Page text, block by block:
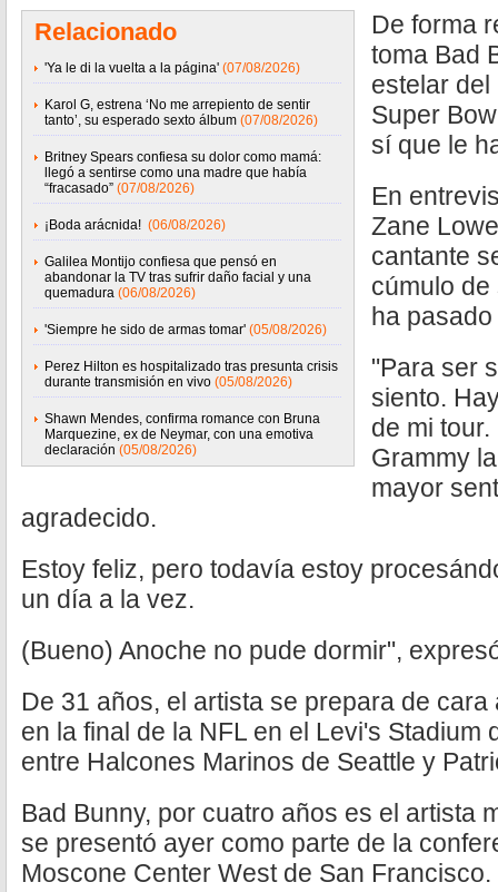
Relacionado
'Ya le di la vuelta a la página' (07/08/2026)
Karol G, estrena ‘No me arrepiento de sentir
tanto’, su esperado sexto álbum (07/08/2026)
Britney Spears confiesa su dolor como mamá:
llegó a sentirse como una madre que había
“fracasado” (07/08/2026)
¡Boda arácnida! (06/08/2026)
Galilea Montijo confiesa que pensó en
abandonar la TV tras sufrir daño facial y una
quemadura (06/08/2026)
'Siempre he sido de armas tomar' (05/08/2026)
Perez Hilton es hospitalizado tras presunta crisis
durante transmisión en vivo (05/08/2026)
Shawn Mendes, confirma romance con Bruna
Marquezine, ex de Neymar, con una emotiva
declaración (05/08/2026)
De forma
toma Bad
estelar del
Super
sí que le
En
Zane
cantante
cúmulo
ha
"Para ser
siento.
de mi
Grammy
mayor
agradecido.
Estoy feliz, pero todavía estoy
un día a la vez.
(Bueno) Anoche no pude dormir",
De 31 años, el artista se prepara de
en la final de la NFL en el Levi's Stadium
entre Halcones Marinos de Seattle y
Bad Bunny, por cuatro años es el artista
se presentó ayer como parte de la
Moscone Center West de San Francisco.